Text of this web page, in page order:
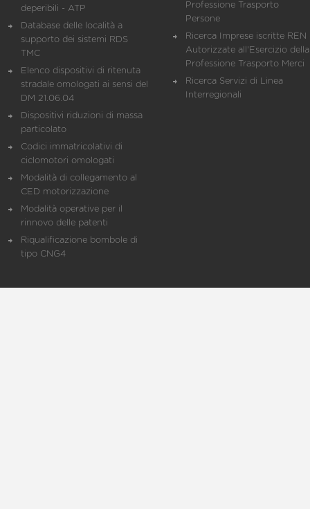
deperibili - ATP
Database delle località a
supporto dei sistemi RDS
TMC
Elenco dispositivi di ritenuta
stradale omologati ai sensi del
DM 21.06.04
Dispositivi riduzioni di massa
particolato
Codici immatricolativi di
ciclomotori omologati
Modalità di collegamento al
CED motorizzazione
Modalità operative per il
rinnovo delle patenti
Riqualificazione bombole di
tipo CNG4
Professione Trasporto
Persone
Ricerca Imprese iscritte REN
Autorizzate all'Esercizio della
Professione Trasporto Merci
Ricerca Servizi di Linea
Interregionali